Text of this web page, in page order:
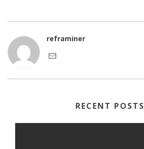
reframiner
RECENT POSTS